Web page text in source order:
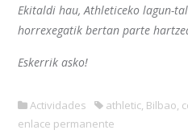
Ekitaldi hau, Athleticeko lagun-
horrexegatik bertan parte
Eskerrik asko!
Actividades athletic, Bilbao,
enlace permanente